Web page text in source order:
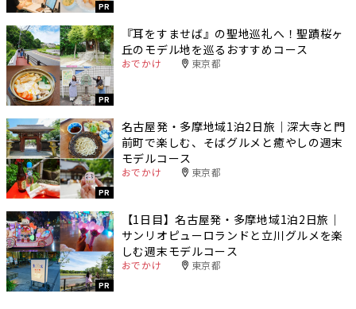
PR
PR
『耳をすませば』の聖地巡礼へ！聖蹟桜ヶ
丘のモデル地を巡るおすすめコース
おでかけ 東京都
PR
名古屋発・多摩地域1泊2日旅｜深大寺と門
前町で楽しむ、そばグルメと癒やしの週末
モデルコース
おでかけ 東京都
PR
【1日目】名古屋発・多摩地域1泊2日旅｜
サンリオピューロランドと立川グルメを楽
しむ週末モデルコース
おでかけ 東京都